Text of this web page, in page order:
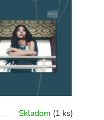
Skladom (1 ks)